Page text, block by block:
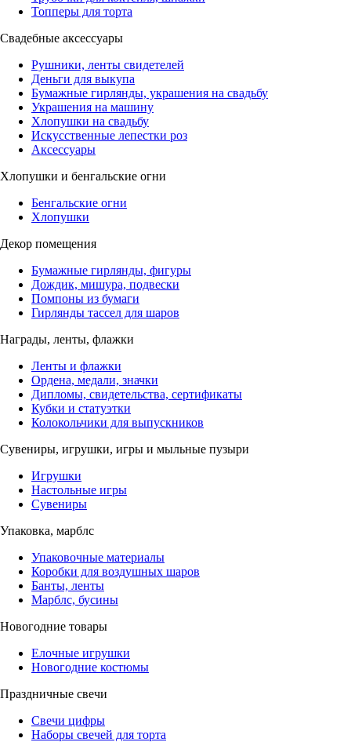
Топперы для торта
Свадебные аксессуары
Рушники, ленты свидетелей
Деньги для выкупа
Бумажные гирлянды, украшения на свадьбу
Украшения на машину
Хлопушки на свадьбу
Искусственные лепестки роз
Аксессуары
Хлопушки и бенгальские огни
Бенгальские огни
Хлопушки
Декор помещения
Бумажные гирлянды, фигуры
Дождик, мишура, подвески
Помпоны из бумаги
Гирлянды тассел для шаров
Награды, ленты, флажки
Ленты и флажки
Ордена, медали, значки
Дипломы, свидетельства, сертификаты
Кубки и статуэтки
Колокольчики для выпускников
Сувениры, игрушки, игры и мыльные пузыри
Игрушки
Настольные игры
Сувениры
Упаковка, марблс
Упаковочные материалы
Коробки для воздушных шаров
Банты, ленты
Марблс, бусины
Новогодние товары
Елочные игрушки
Новогодние костюмы
Праздничные свечи
Свечи цифры
Наборы свечей для торта